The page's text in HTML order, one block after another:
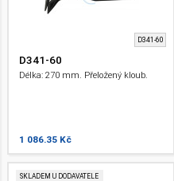
D341-60
D341-60
Délka: 270 mm. Přeložený kloub.
1 086.35 Kč
SKLADEM U DODAVATELE